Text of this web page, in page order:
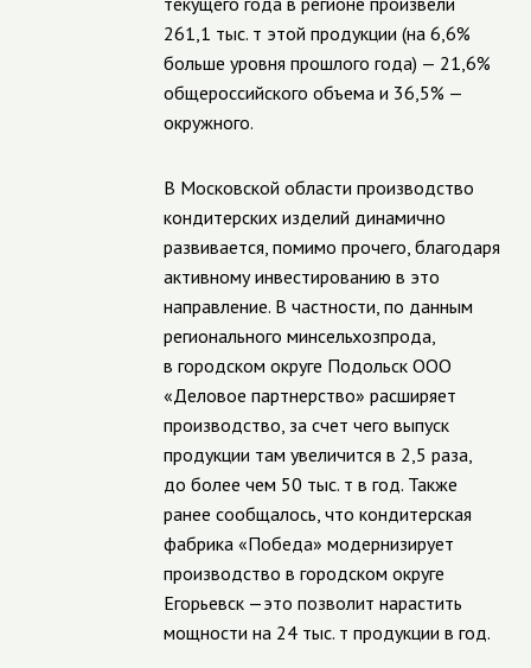
261,1 тыс. т этой продукции (на 6,6%
больше уровня прошлого года) — 21,6%
общероссийского объема и 36,5% —
окружного.
В Московской области производство
кондитерских изделий динамично
развивается, помимо прочего, благодаря
активному инвестированию в это
направление. В частности, по данным
регионального минсельхозпрода,
в городском округе Подольск ООО
«Деловое партнерство» расширяет
производство, за счет чего выпуск
продукции там увеличится в 2,5 раза,
до более чем 50 тыс. т в год. Также
ранее сообщалось, что кондитерская
фабрика «Победа» модернизирует
производство в городском округе
Егорьевск —это позволит нарастить
мощности на 24 тыс. т продукции в год.